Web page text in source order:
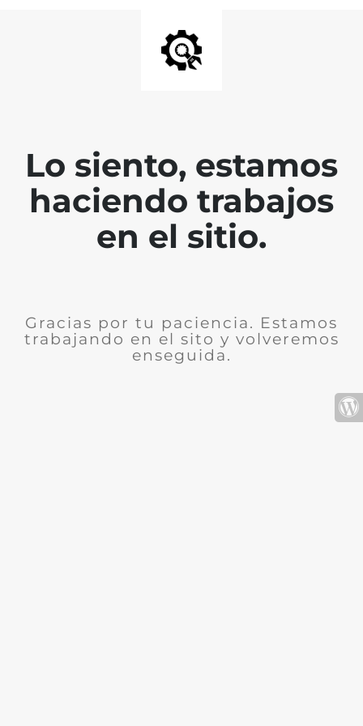
Lo siento, estamos
haciendo trabajos
en el sitio.
Gracias por tu paciencia. Estamos
trabajando en el sito y volveremos
enseguida.